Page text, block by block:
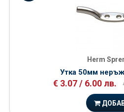
Herm
Утка 50мм
€ 3.07 / 6.00 лв.